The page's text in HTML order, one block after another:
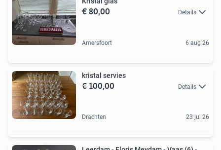
€ 80,00 Details
Amersfoort 6 aug 26
kristal servies
€ 100,00 Details
Drachten 23 jul 26